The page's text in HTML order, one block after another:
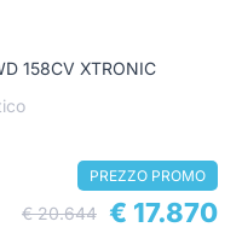
158CV XTRONIC
PREZZO PROMO
€ 20.644 € 17.870